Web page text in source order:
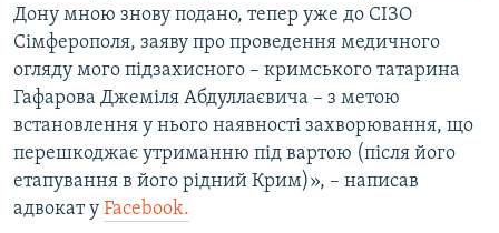
Дону мною знову подано, тепер уже до СІЗО
Сімферополя, заяву про проведення медичного
огляду мого підзахисного – кримського татарина
Гафарова Джеміля Абдуллаєвича – з метою
встановлення у нього наявності захворювання, що
перешкоджає утриманню під вартою (після його
етапування в його рідний Крим)», – написав
адвокат у Facebook.